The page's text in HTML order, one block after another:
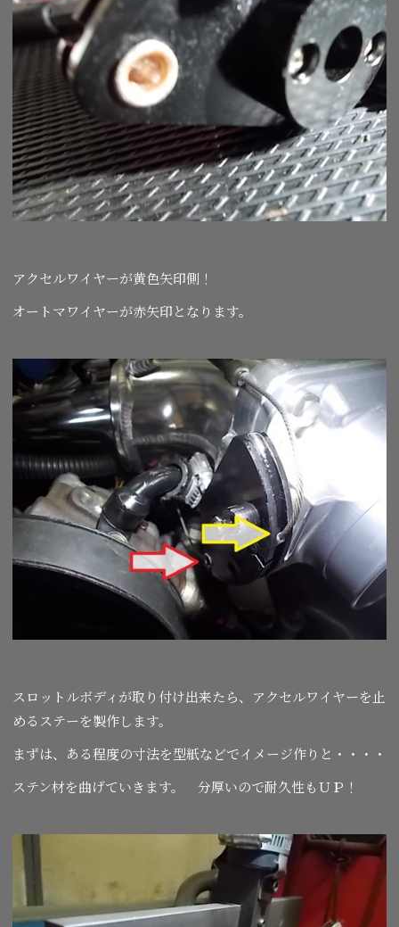
アクセルワイヤーが黄色矢印側！
オートマワイヤーが赤矢印となります。
スロットルボディが取り付け出来たら、アクセルワイヤーを止
めるステーを製作します。
まずは、ある程度の寸法を型紙などでイメージ作りと・・・・
ステン材を曲げていきます。 分厚いので耐久性もＵＰ！